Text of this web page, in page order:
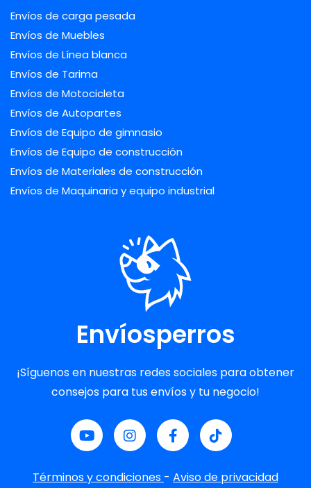
Envíos de carga pesada
Envíos de Muebles
Envíos de Línea blanca
Envíos de Tarima
Envíos de Motocicleta
Envíos de Autopartes
Envíos de Equipo de gimnasio
Envíos de Equipo de construcción
Envíos de Materiales de construcción
Envíos de Maquinaria y equipo industrial
Envíosperros
¡Síguenos en nuestras redes sociales para obtener
consejos para tus envíos y tu negocio!
Términos y condiciones - Aviso de privacidad